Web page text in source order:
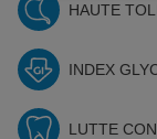
HAUTE
INDEX
LUTTE